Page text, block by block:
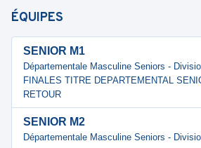
ÉQUIPES
SENIOR M1
Départementale Masculine Seniors -
FINALES TITRE DEPARTEMENTAL
RETOUR
SENIOR M2
Départementale Masculine Seniors -